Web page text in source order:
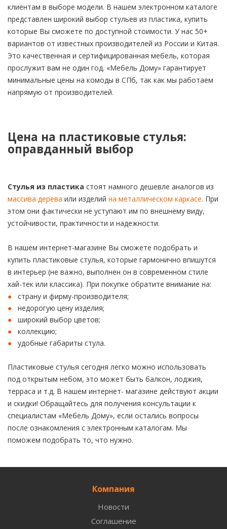
клиентам в выборе модели. В нашем электронном каталоге
представлен широкий выбор стульев из пластика, купить
которые Вы сможете по доступной стоимости. У нас 50+
вариантов от известных производителей из России и Китая.
Это качественная и сертифицированная мебель, которая
прослужит вам не один год. «Мебель Дому» гарантирует
минимальные цены на комоды в СПб, так как мы работаем
напрямую от производителей.
Цена на пластиковые стулья:
оправданный выбор
Стулья из пластика стоят намного дешевле аналогов из
массива дерева или изделий на металлическом каркасе. При
этом они фактически не уступают им по внешнему виду,
устойчивости, практичности и надежности.
В нашем интернет-магазине Вы сможете подобрать и
купить пластиковые стулья, которые гармонично впишутся
в интерьер (не важно, выполнен он в современном стиле
хай-тек или классика). При покупке обратите внимание на:
страну и фирму-производителя;
недорогую цену изделия;
широкий выбор цветов;
коллекцию;
удобные габариты стула.
Пластиковые стулья сегодня легко можно использовать
под открытым небом, это может быть балкон, лоджия,
терраса и т.д. В нашем интернет- магазине действуют акции
и скидки! Обращайтесь для получения консультации к
специалистам «Мебель Дому», если остались вопросы
после ознакомления с электронным каталогам. Мы
поможем подобрать то, что нужно.
Компания
Новости
Соглашение